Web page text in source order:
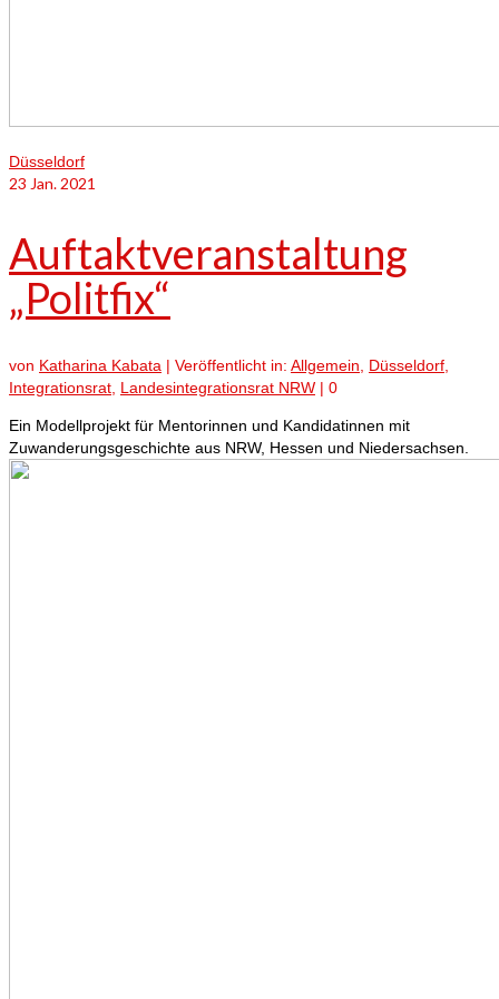
Düsseldorf
23 Jan. 2021
Auftaktveranstaltung
„Politfix“
von Katharina Kabata | Veröffentlicht in: Allgemein Düsseldorf
Integrationsrat Landesintegrationsrat NRW | 0
Ein Modellprojekt für Mentorinnen und Kandidatinnen mit
Zuwanderungsgeschichte aus NRW, Hessen und Niedersachsen.